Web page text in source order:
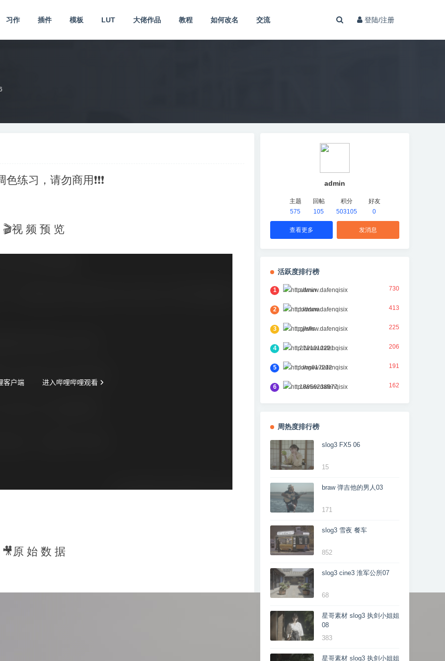
习作 插件 模板 LUT 大佬作品 教程 如何改名 交流 登陆/注册
调色练习，请勿商用❗❗❗
🎬视 频 预 览
🎥原 始 数 据
admin
主题
575
回帖
105
积分
503105
好友
0
查看更多 发消息
活跃度排行榜
1 admin 730
2 toddma 413
3 gjlsfls 225
4 2121212221 206
5 long617212 191
6 18856238977 162
周热度排行榜
slog3 FX5 06
15
braw 弹吉他的男人03
171
slog3 雪夜 餐车
852
slog3 cine3 淮军公所07
68
星哥素材 slog3 执剑小姐姐
08
383
星哥素材 slog3 执剑小姐姐